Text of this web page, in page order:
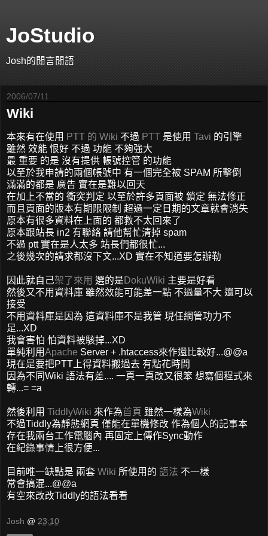
JoStudio
Josh的閒言閒語
2006/07/11
Wiki
本來有在使用 PTT 的 Wiki 不過 PTT 是使用 Tavi 的引擎
雖然 效能 恨好 不過 功能 不夠強大
最 重要 的是 沒有提供 帳號控管 的功能
以至於我申請的兩個帳號中 有一個完全被 SPAM 所擊倒
滿滿的都是 廣告 實在是難以回天
在加上不當的 衝突判定 以至於許多頁面被 鎖定 無法修正
而且頁面的版本有期限限制 超過一定日期的文章就會消失
原本有很多資料在上面的 都救不太回來了
原本跟站長 in2 有聯絡 請他幫忙清掉 spam
不過 ptt 實在是人太多 站長們都很忙...
之後幾次的請求都沒下文...XD 實在不知道要怎辦勒
因此就自己架了來用 選的是 DokuWiki 主要是好看
然後又不用資料庫 雖然效能可能差一點 不過量不大 還可以
接受
不用資料庫是因為 這資料庫不是我管 現任網管功力不
足...XD
我會害怕 怕資料被駭掉...XD
單純利用Apache Server + .htaccess來作還比較好...@@a
現在是要把PTT上得資料搬過去 有點花時間
因為不同Wiki 語法有差.... 一頁一頁改又很笨 想寫個程式來
轉...= =a
然後利用 TiddlyWiki 來作為首頁 雖然一樣為Wiki
不過Tiddly為靜態網頁 僅能在單機修改 作為個人的記事本
存在我兩台工作電腦內 再固定上傳作Sync動作
在紀錄事情上很方便...
目前唯一缺點是 兩套 Wiki 所使用的 語法 不一樣
常會搞混...@@a
有空來改改Tiddly的語法看看
Josh @ 23:10